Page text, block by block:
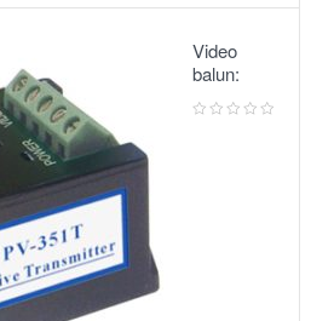
Video
balun:
METSUKI
MS-351T